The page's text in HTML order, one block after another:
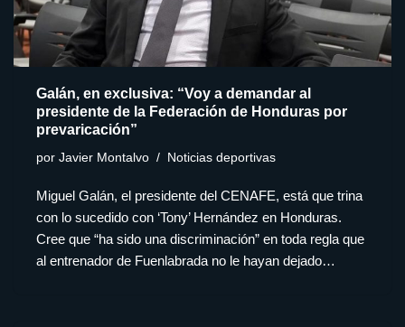
Galán, en exclusiva: “Voy a demandar al
presidente de la Federación de Honduras por
prevaricación”
por Javier Montalvo Noticias deportivas
Miguel Galán, el presidente del CENAFE, está que trina
con lo sucedido con ‘Tony’ Hernández en Honduras.
Cree que “ha sido una discriminación” en toda regla que
al entrenador de Fuenlabrada no le hayan dejado…